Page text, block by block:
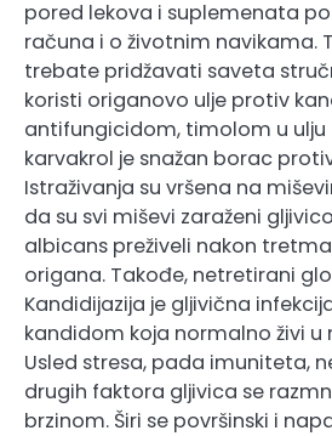
pored lekova i suplemenata
računa i o životnim navikama.
trebate pridžavati saveta
koristi origanovo ulje protiv
antifungicidom, timolom u ulju
karvakrol je snažan borac
Istraživanja su vršena na
da su svi miševi zaraženi
albicans preživeli nakon
origana. Takođe, netretirani
Kandidijazija je gljivična
kandidom koja normalno živi u
Usled stresa, pada imuniteta,
drugih faktora gljivica se
brzinom. Širi se površinski i